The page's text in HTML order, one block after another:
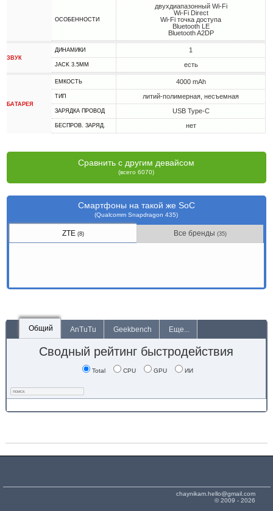
ОСОБЕННОСТИ
двухдиапазонный Wi-Fi
Wi-Fi Direct
Wi-Fi точка доступа
Bluetooth LE
Bluetooth A2DP
ЗВУК
ДИНАМИКИ 1
JACK 3.5MM есть
БАТАРЕЯ
ЕМКОСТЬ 4000 mAh
ТИП литий-полимерная, несъемная
ЗАРЯДКА ПРОВОД USB Type-C
БЕСПРОВ. ЗАРЯД. нет
Сравнить с другим девайсом
(всего 6070)
Смартфоны на такой же SoC
(Qualcomm Snapdragon 435)
ZTE(8) Все бренды(35)
Общий AnTuTu Geekbench Еще...
Сводный рейтинг быстродействия
Total CPU GPU ИИ
chaynikam.hello@gmail.com
© 2009 - 2026